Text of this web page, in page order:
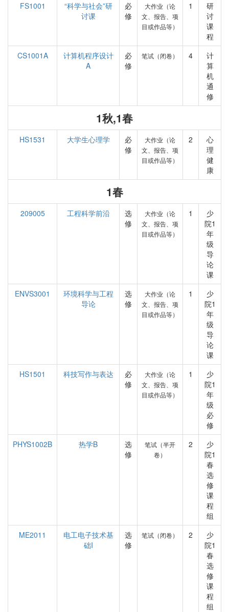
FS1001
“科学与社会”研
讨课
必
修
大作业（论
文、报告、项
目或作品等）
1
研
讨
课
程
CS1001A
计算机程序设计
A
必
修
笔试（闭卷） 4
计
算
机
通
修
1秋,1春
HS1531 大学生心理学
必
修
大作业（论
文、报告、项
目或作品等）
2
心
理
健
康
1春
209005 工程科学前沿
选
修
大作业（论
文、报告、项
目或作品等）
1
少
院1
年
级
导
论
课
ENVS3001
环境科学与工程
导论
选
修
大作业（论
文、报告、项
目或作品等）
1
少
院1
年
级
导
论
课
HS1501
科技写作与表达
必
修
大作业（论
文、报告、项
目或作品等）
1
少
院1
年
级
必
修
PHYS1002B
热学B
选
修
笔试（半开
卷）
2
少
院1
春
选
修
课
程
组
ME2011
电工电子技术基
础I
选
修
笔试（闭卷） 2
少
院1
春
选
修
课
程
组